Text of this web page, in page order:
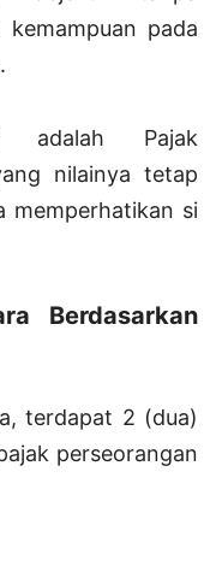
pada
adalah Pajak
nilainya tetap
memperhatikan si
Berdasarkan
terdapat 2 (dua)
perseorangan